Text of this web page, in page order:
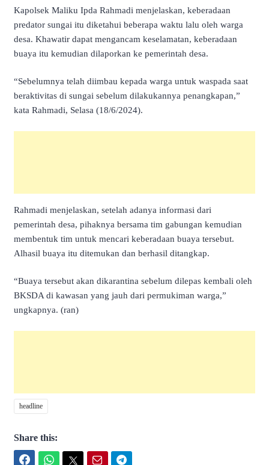
Kapolsek Maliku Ipda Rahmadi menjelaskan, keberadaan
predator sungai itu diketahui beberapa waktu lalu oleh warga
desa. Khawatir dapat mengancam keselamatan, keberadaan
buaya itu kemudian dilaporkan ke pemerintah desa.
“Sebelumnya telah diimbau kepada warga untuk waspada saat
beraktivitas di sungai sebelum dilakukannya penangkapan,”
kata Rahmadi, Selasa (18/6/2024).
Rahmadi menjelaskan, setelah adanya informasi dari
pemerintah desa, pihaknya bersama tim gabungan kemudian
membentuk tim untuk mencari keberadaan buaya tersebut.
Alhasil buaya itu ditemukan dan berhasil ditangkap.
“Buaya tersebut akan dikarantina sebelum dilepas kembali oleh
BKSDA di kawasan yang jauh dari permukiman warga,”
ungkapnya. (ran)
headline
Share this: